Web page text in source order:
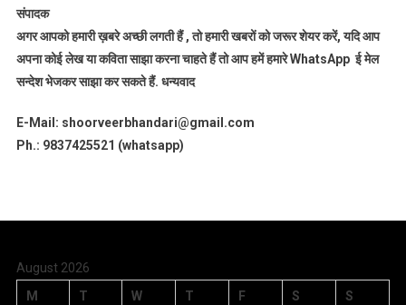
संपादक
अगर आपको हमारी ख़बरे अच्छी लगती हैं , तो हमारी खबरों को जरूर शेयर करें, यदि आप
अपना कोई लेख या कविता साझा करना चाहते हैं तो आप हमें हमारे WhatsApp ई मेल
सन्देश भेजकर साझा कर सकते हैं. धन्यवाद
E-Mail: shoorveerbhandari@gmail.com
Ph.: 9837425521 (whatsapp)
August 2026
M
T W T F S S